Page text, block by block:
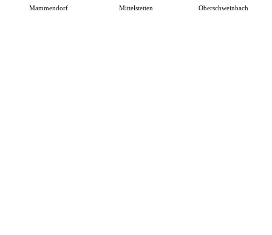
Mammendorf Mittelstetten Oberschweinbach